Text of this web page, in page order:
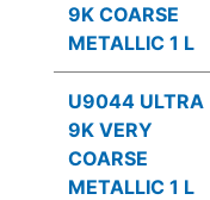
9K COARSE
METALLIC 1 L
U9044 ULTRA
9K VERY
COARSE
METALLIC 1 L